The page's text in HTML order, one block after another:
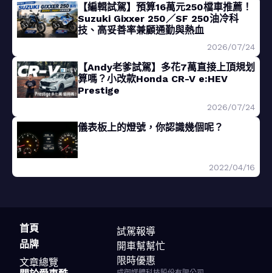
【編輯試駕】預算16萬元250檔車推薦！
Suzuki Gixxer 250／SF 250油冷科
技、高妥善率兼顧通勤與熱血
2026/07/24
【Andy老爹試駕】多花7萬直接上頂規划
算嗎？小改款Honda CR-V e:HEV
Prestige
2026/07/24
儀表板上的燈號，你認識幾個呢？
2022/04/16
首頁
品牌
文章總覽
試駕報導
開車幫幫忙
限時優惠